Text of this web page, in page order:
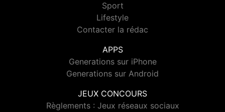
Sport
Lifestyle
Contacter la rédac
APPS
Generations sur iPhone
Generations sur Android
JEUX CONCOURS
Règlements : Jeux réseaux sociaux